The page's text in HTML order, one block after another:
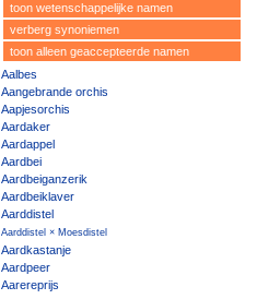
toon wetenschappelijke namen
verberg synoniemen
toon alleen geaccepteerde namen
Aalbes
Aangebrande orchis
Aapjesorchis
Aardaker
Aardappel
Aardbei
Aardbeiganzerik
Aardbeiklaver
Aarddistel
Aarddistel × Moesdistel
Aardkastanje
Aardpeer
Aarereprijs